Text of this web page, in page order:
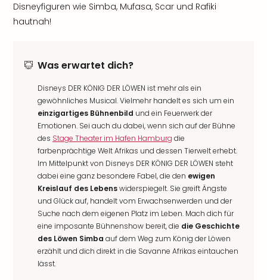
Disneyfiguren wie Simba, Mufasa, Scar und Rafiki
hautnah!
Was erwartet dich?
Disneys DER KÖNIG DER LÖWEN ist mehr als ein
gewöhnliches Musical. Vielmehr handelt es sich um ein
einzigartiges Bühnenbild und ein Feuerwerk der
Emotionen. Sei auch du dabei, wenn sich auf der Bühne
des Stage Theater im Hafen Hamburg die
farbenprächtige Welt Afrikas und dessen Tierwelt erhebt.
Im Mittelpunkt von Disneys DER KÖNIG DER LÖWEN steht
dabei eine ganz besondere Fabel, die den ewigen
Kreislauf des Lebenswiderspiegelt. Sie greift Ängste
und Glück auf, handelt vom Erwachsenwerden und der
Suche nach dem eigenen Platz im Leben. Mach dich für
eine imposante Bühnenshow bereit, die die Geschichte
des Löwen Simba auf dem Weg zum König der Löwen
erzählt und dich direkt in die Savanne Afrikas eintauchen
lässt.